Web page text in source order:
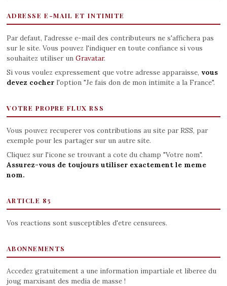
ADRESSE E-MAIL ET INTIMITE
Par defaut, l'adresse e-mail des contributeurs ne s'affichera pas
sur le site. Vous pouvez l'indiquer en toute confiance si vous
souhaitez utiliser un Gravatar.
Si vous voulez expressement que votre adresse apparaisse, vous
devez cocherl'option "Je fais don de mon intimite a la France".
VOTRE PROPRE FLUX RSS
Vous pouvez recuperer vos contributions au site par RSS, par
exemple pour les partager sur un autre site.
Cliquez sur l'icone se trouvant a cote du champ "Votre nom".
Assurez-vous de toujours utiliser exactement le meme
nom.
ARTICLE 85
Vos reactions sont susceptibles d'etre censurees.
ABONNEMENTS
Accedez gratuitement a une information impartiale et liberee du
joug marxisant des media de masse !